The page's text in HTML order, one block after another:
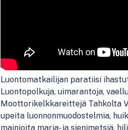
Luontomatkailijan paratiisi
Luontopolkuja, uimarantoja,
Moottorikelkkareittejä Tahkolta
upeita luonnonmuodostelmia,
mainioita marja- ja sienimetsiä,